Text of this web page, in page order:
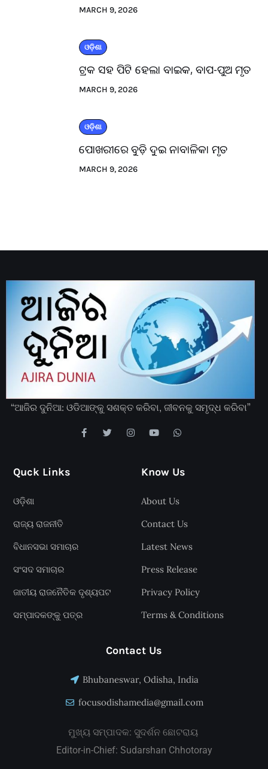
MARCH 9, 2026
ଓଡ଼ିଶା
ଟ୍ରକ ସହ ପିଟି ହେଲା ବାଇକ, ବାପ-ପୁଅ ମୃତ
MARCH 9, 2026
ଓଡ଼ିଶା
ପୋଖରୀରେ ବୁଡ଼ି ଦୁଇ ନାବାଳିକା ମୃତ
MARCH 9, 2026
“ଆଜିର ଦୁନିଆ: ଓଡିଆଙ୍କୁ ସଶକ୍ତ କରିବା, ଜୀବନକୁ ସମୃଦ୍ଧ କରିବା”
Quck Links
ଓଡ଼ିଶା
ରାଜ୍ୟ ରାଜନୀତି
ବିଧାନସଭା ସମାଚାର
ସଂସଦ ସମାଚାର
ଜାତୀୟ ରାଜନୈତିକ ଦୃଶ୍ୟପଟ
ସମ୍ପାଦକଙ୍କୁ ପତ୍ର
Know Us
About Us
Contact Us
Latest News
Press Release
Privacy Policy
Terms & Conditions
Contact Us
Bhubaneswar, Odisha, India
focusodishamedia@gmail.com
ମୁଖ୍ୟ ସମ୍ପାଦକ: ସୁଦର୍ଶନ ଛୋଟରାୟ
Editor-in-Chief: Sudarshan Chhotoray